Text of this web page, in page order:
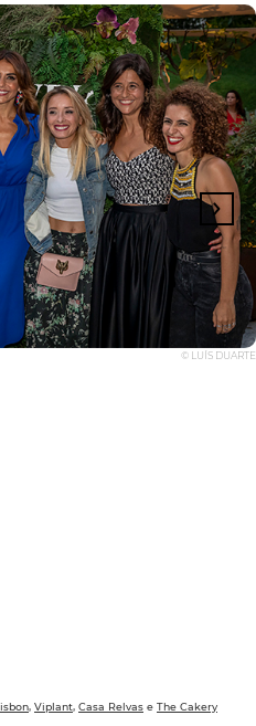
© LUÍS DUARTE
, Viplant, Casa Relvas e The Cakery